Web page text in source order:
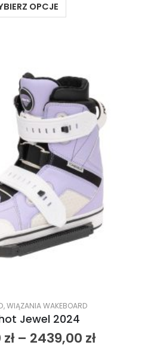
OPCJE
,WIĄZANIA WAKEBOARD
Jewel 2024
zł – 2439,00 zł